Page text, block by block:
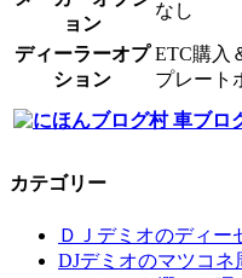
ョン
なし
ディーラーオプ
ション
ETC購入
プレート
カテゴリー
ＤＪデミオのディー
DJデミオのマツコネ